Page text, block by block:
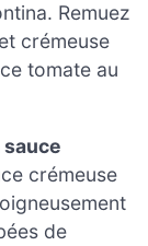
Remuez
crémeuse
tomate au
crémeuse
de